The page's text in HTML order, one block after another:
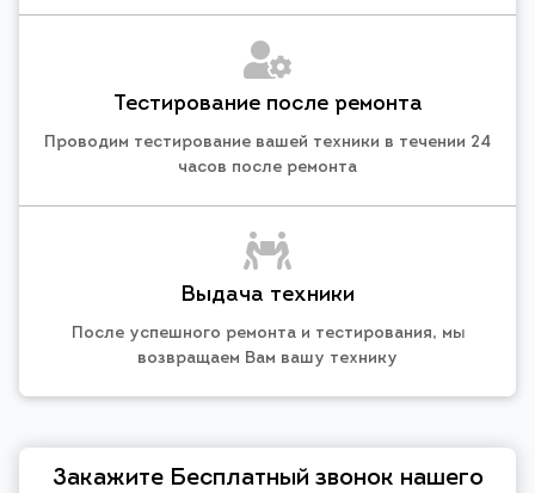
Тестирование после ремонта
Проводим тестирование вашей техники в течении 24
часов после ремонта
Выдача техники
После успешного ремонта и тестирования, мы
возвращаем Вам вашу технику
Закажите Бесплатный звонок нашего